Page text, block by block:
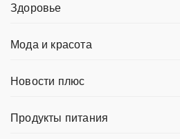
Здоровье
Мода и красота
Новости плюс
Продукты питания